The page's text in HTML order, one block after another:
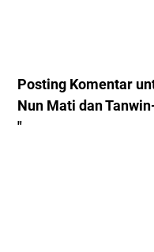
Posting Komentar
Nun Mati dan
"